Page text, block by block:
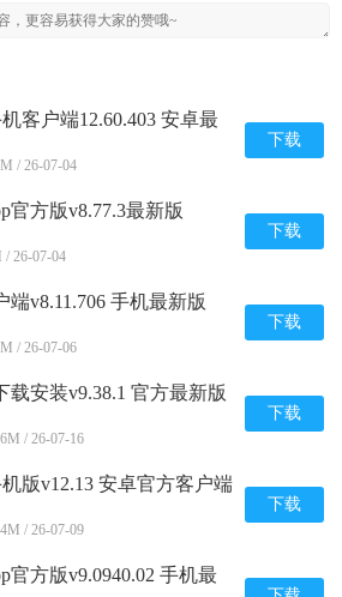
客户端12.60.403 安卓最
/ 26-07-04
下载
官方版v8.77.3最新版
26-07-04
下载
端v8.11.706 手机最新版
/ 26-07-06
下载
载安装v9.38.1 官方最新版
/ 26-07-16
下载
版v12.13 安卓官方客户端
/ 26-07-09
下载
官方版v9.0940.02 手机最